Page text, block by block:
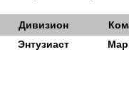
Дивизион
Энтузиаст